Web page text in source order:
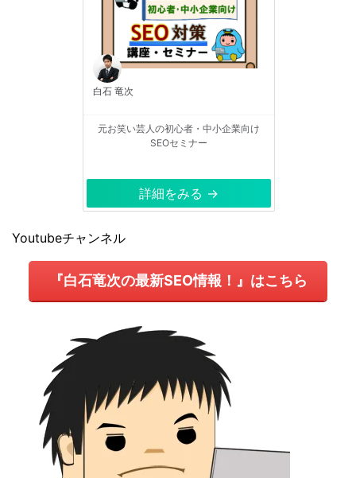
白石 竜次
元お笑い芸人の初心者・中小企業向け
SEOセミナー
詳細をみる →
Youtubeチャンネル
『白石竜次の最新SEO情報！』はこちら